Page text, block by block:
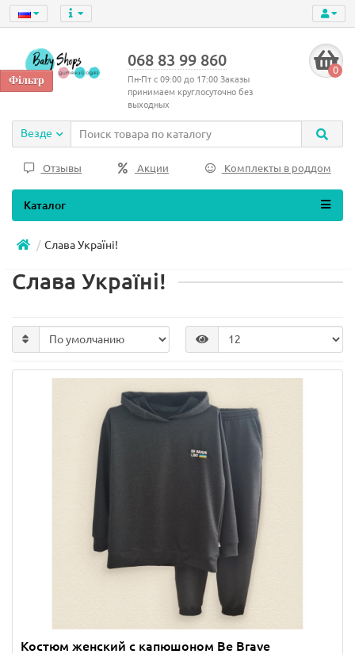
068 83 99 860
Пн-Пт с 09:00 до 17:00 Заказы
принимаем круглосуточно без
выходных
0
Везде
Отзывы Акции Комплекты в роддом
Каталог
Слава Україні!
Слава Україні!
Костюм женский с капюшоном Be Brave